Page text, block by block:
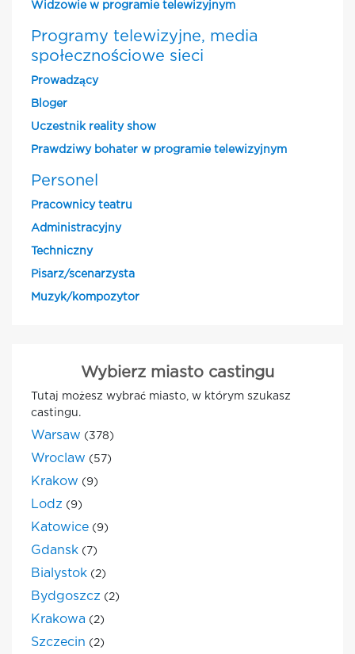
Widzowie w programie telewizyjnym
Programy telewizyjne, media
społecznościowe sieci
Prowadzący
Bloger
Uczestnik reality show
Prawdziwy bohater w programie telewizyjnym
Personel
Pracownicy teatru
Administracyjny
Techniczny
Pisarz/scenarzysta
Muzyk/kompozytor
Wybierz miasto castingu
Tutaj możesz wybrać miasto, w którym szukasz
castingu.
Warsaw (378)
Wroclaw (57)
Krakow (9)
Lodz (9)
Katowice (9)
Gdansk (7)
Bialystok (2)
Bydgoszcz (2)
Krakowa (2)
Szczecin (2)